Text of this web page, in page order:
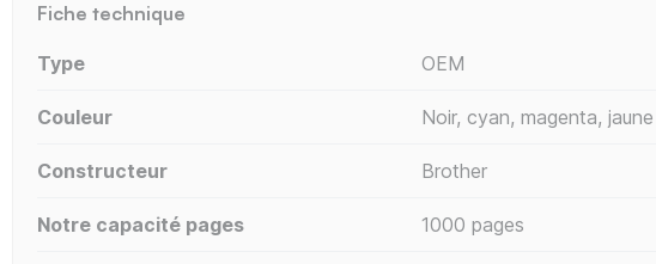
Fiche technique
Type OEM
Couleur Noir, cyan, magenta, jaune
Constructeur Brother
Notre capacité pages 1000 pages